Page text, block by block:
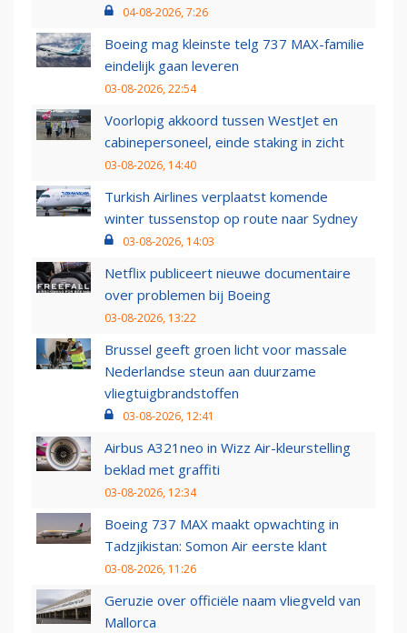
04-08-2026, 7:26
Boeing mag kleinste telg 737 MAX-familie
eindelijk gaan leveren
03-08-2026, 22:54
Voorlopig akkoord tussen WestJet en
cabinepersoneel, einde staking in zicht
03-08-2026, 14:40
Turkish Airlines verplaatst komende
winter tussenstop op route naar Sydney
03-08-2026, 14:03
Netflix publiceert nieuwe documentaire
over problemen bij Boeing
03-08-2026, 13:22
Brussel geeft groen licht voor massale
Nederlandse steun aan duurzame
vliegtuigbrandstoffen
03-08-2026, 12:41
Airbus A321neo in Wizz Air-kleurstelling
beklad met graffiti
03-08-2026, 12:34
Boeing 737 MAX maakt opwachting in
Tadzjikistan: Somon Air eerste klant
03-08-2026, 11:26
Geruzie over officiële naam vliegveld van
Mallorca